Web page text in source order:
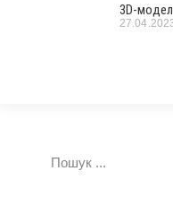
3D-